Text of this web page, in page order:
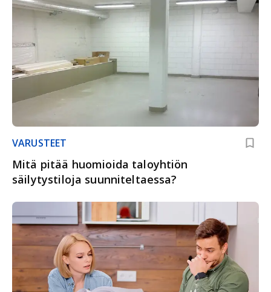
VARUSTEET
Mitä pitää huomioida taloyhtiön
säilytystiloja suunniteltaessa?